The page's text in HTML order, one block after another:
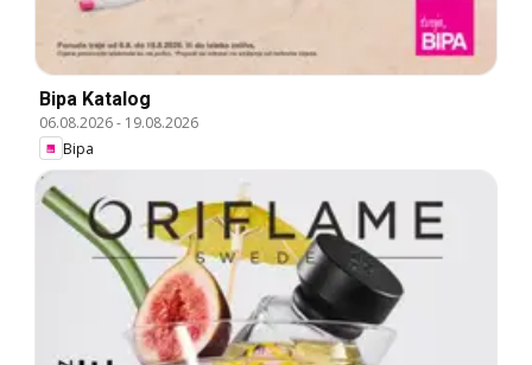
Bipa Katalog
06.08.2026- 19.08.2026
Bipa